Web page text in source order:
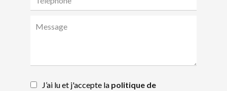
J’ai lu et j'accepte la politique de